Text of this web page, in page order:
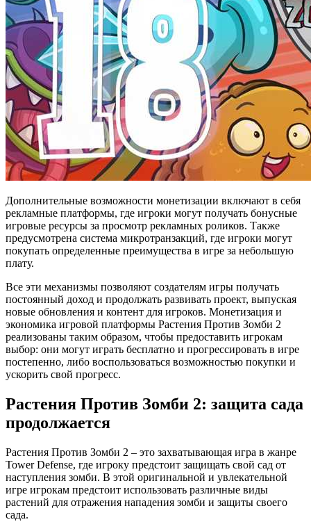
Дополнительные возможности монетизации включают в себя
рекламные платформы, где игроки могут получать бонусные
игровые ресурсы за просмотр рекламных роликов. Также
предусмотрена система микротранзакций, где игроки могут
покупать определенные преимущества в игре за небольшую
плату.
Все эти механизмы позволяют создателям игры получать
постоянный доход и продолжать развивать проект, выпуская
новые обновления и контент для игроков. Монетизация и
экономика игровой платформы Растения Против Зомби 2
реализованы таким образом, чтобы предоставить игрокам
выбор: они могут играть бесплатно и прогрессировать в игре
постепенно, либо воспользоваться возможностью покупки и
ускорить свой прогресс.
Растения Против Зомби 2: защита сада
продолжается
Растения Против Зомби 2 – это захватывающая игра в жанре
Tower Defense, где игроку предстоит защищать свой сад от
наступления зомби. В этой оригинальной и увлекательной
игре игрокам предстоит использовать различные виды
растений для отражения нападения зомби и защиты своего
сада.